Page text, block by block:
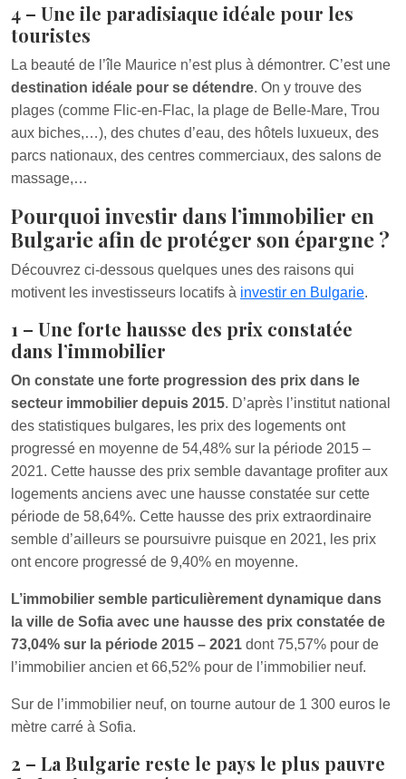
4 – Une ile paradisiaque idéale pour les
touristes
La beauté de l’île Maurice n’est plus à démontrer. C’est une
destination idéale pour se détendre. On y trouve des
plages (comme Flic-en-Flac, la plage de Belle-Mare, Trou
aux biches,…), des chutes d’eau, des hôtels luxueux, des
parcs nationaux, des centres commerciaux, des salons de
massage,…
Pourquoi investir dans l’immobilier en
Bulgarie afin de protéger son épargne ?
Découvrez ci-dessous quelques unes des raisons qui
motivent les investisseurs locatifs à investir en Bulgarie.
1 – Une forte hausse des prix constatée
dans l’immobilier
On constate une forte progression des prix dans le
secteur immobilier depuis 2015. D’après l’institut national
des statistiques bulgares, les prix des logements ont
progressé en moyenne de 54,48% sur la période 2015 –
2021. Cette hausse des prix semble davantage profiter aux
logements anciens avec une hausse constatée sur cette
période de 58,64%. Cette hausse des prix extraordinaire
semble d’ailleurs se poursuivre puisque en 2021, les prix
ont encore progressé de 9,40% en moyenne.
L’immobilier semble particulièrement dynamique dans
la ville de Sofia avec une hausse des prix constatée de
73,04% sur la période 2015 – 2021 dont 75,57% pour de
l’immobilier ancien et 66,52% pour de l’immobilier neuf.
Sur de l’immobilier neuf, on tourne autour de 1 300 euros le
mètre carré à Sofia.
2 – La Bulgarie reste le pays le plus pauvre